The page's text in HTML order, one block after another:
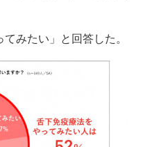
みたい」と回答した。